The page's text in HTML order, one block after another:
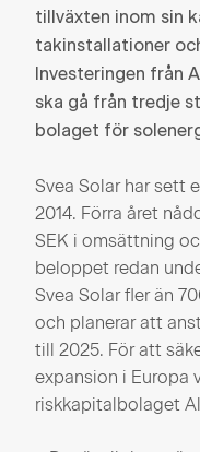
tillväxten inom sin
takinstallationer
Investeringen från
ska gå från tredje
bolaget för
Svea Solar har sett
2014. Förra året
SEK i omsättning
beloppet redan
Svea Solar fler än
och planerar att
till 2025. För att
expansion i Europa
riskkapitalbolaget